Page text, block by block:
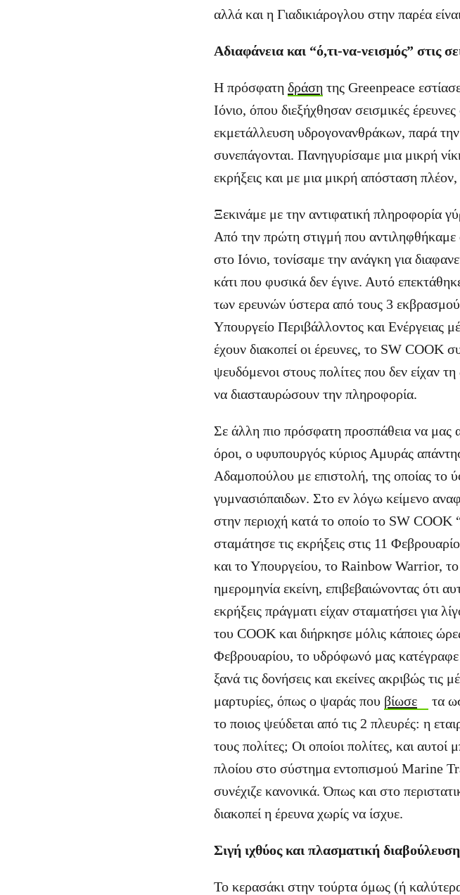
αλλά και η Γιαδικιάρογλου στην παρέα
Αδιαφάνεια και “ό,τι-να-νεισμός” στις
Η πρόσφατη δράση της Greenpeace
Ιόνιο, όπου διεξήχθησαν σεισμικές
εκμετάλλευση υδρογονανθράκων, παρά
συνεπάγονται. Πανηγυρίσαμε μια μικρή
εκρήξεις και με μια μικρή απόσταση
Ξεκινάμε με την αντιφατική πληροφορία
Από την πρώτη στιγμή που αντιληφθήκαμε
στο Ιόνιο, τονίσαμε την ανάγκη για
κάτι που φυσικά δεν έγινε. Αυτό
των ερευνών ύστερα από τους 3
Υπουργείο Περιβάλλοντος και Ενέργειας
έχουν διακοπεί οι έρευνες, το SW COOK
ψευδόμενοι στους πολίτες που δεν είχαν
να διασταυρώσουν την πληροφορία.
Σε άλλη πιο πρόσφατη προσπάθεια να μας
όροι, ο υφυπουργός κύριος Αμυράς
Αδαμοπούλου με επιστολή, της οποίας το
γυμνασιόπαιδων. Στο εν λόγω κείμενο
στην περιοχή κατά το οποίο το SW COOK
σταμάτησε τις εκρήξεις στις 11
και το Υπουργείου, το Rainbow Warrior,
ημερομηνία εκείνη, επιβεβαιώνοντας ότι
εκρήξεις πράγματι είχαν σταματήσει για
του COOK και διήρκησε μόλις κάποιες
Φεβρουαρίου, το υδρόφωνό μας
ξανά τις δονήσεις και εκείνες ακριβώς τις
μαρτυρίες, όπως ο ψαράς που βίωσε
τα
το ποιος ψεύδεται από τις 2 πλευρές: η
τους πολίτες; Οι οποίοι πολίτες, και
πλοίου στο σύστημα εντοπισμού Marine
συνέχιζε κανονικά. Όπως και στο
διακοπεί η έρευνα χωρίς να ίσχυε.
Σιγή ιχθύος και πλασματική διαβούλευση
Το κερασάκι στην τούρτα όμως (ή